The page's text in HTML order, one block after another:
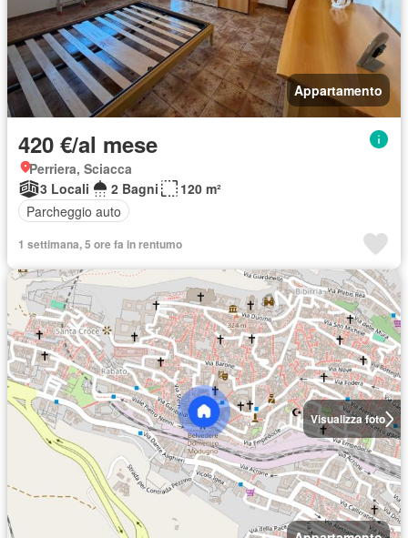
Appartamento
420 €/al mese
Perriera, Sciacca
3 Locali
2 Bagni
120 m²
Parcheggio auto
1 settimana, 5 ore fa in rentumo
Visualizza foto